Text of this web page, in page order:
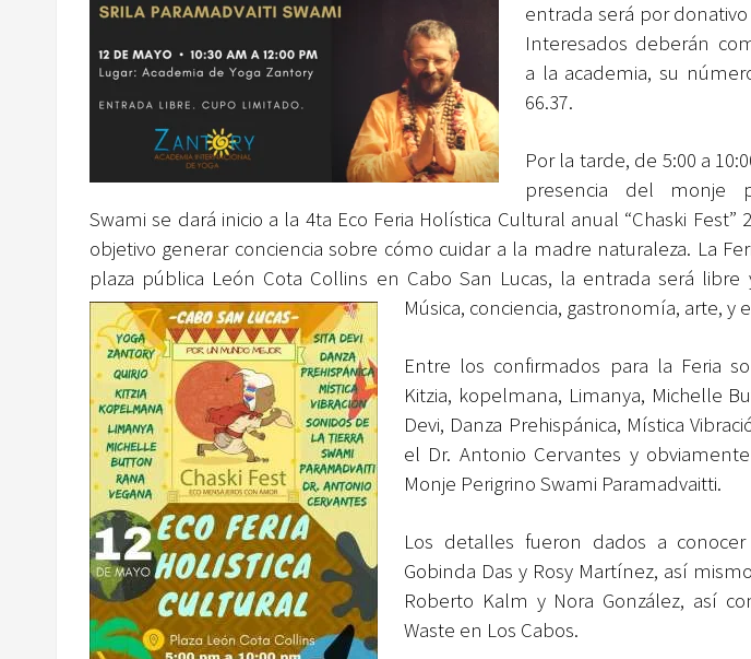
entrada será por
Interesados deberán
a la academia, su
66.37.
Por la tarde, de 5:00 a
presencia del monje
Swami se dará inicio a la 4ta Eco Feria Holística Cultural anual “Chaski Fest”
objetivo generar conciencia sobre cómo cuidar a la madre naturaleza. La
plaza pública León Cota Collins en Cabo San Lucas, la entrada será
Música, conciencia, gastronomía, arte, y
Entre los confirmados para la Feria
Kitzia, kopelmana, Limanya, Michelle
Devi, Danza Prehispánica, Mística
el Dr. Antonio Cervantes y
Monje Perigrino Swami Paramadvaitti.
Los detalles fueron dados a
Gobinda Das y Rosy Martínez, así
Roberto Kalm y Nora González, así
Waste en Los Cabos.